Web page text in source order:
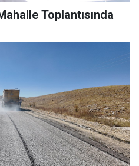
Toplantısında